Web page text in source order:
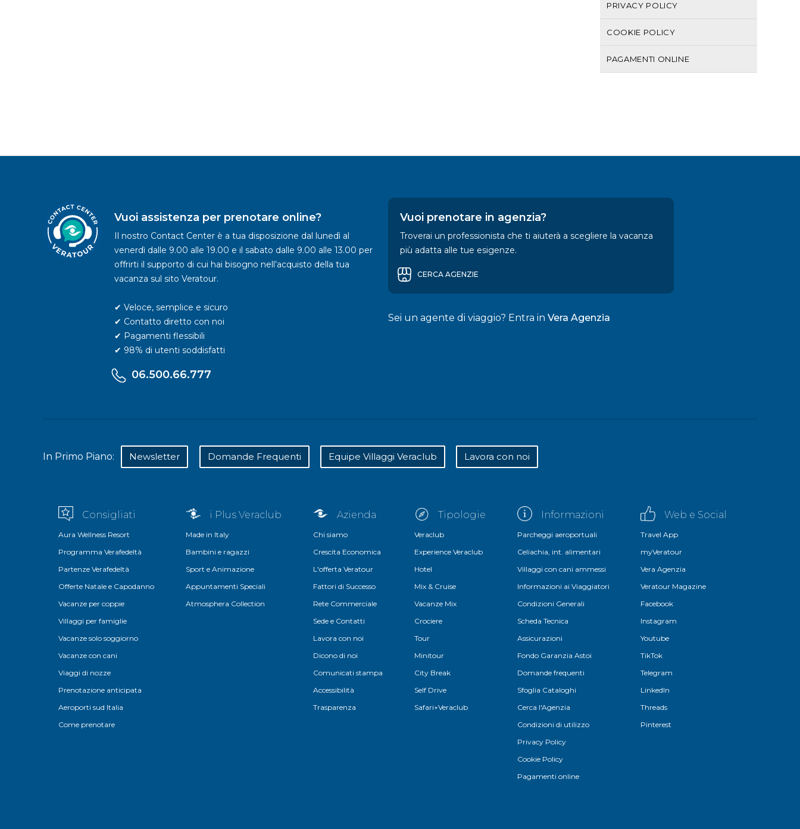
PRIVACY POLICY
COOKIE POLICY
PAGAMENTI ONLINE
Vuoi assistenza per prenotare online?
Il nostro Contact Center è a tua disposizione dal lunedì al
venerdì dalle 9.00 alle 19.00 e il sabato dalle 9.00 alle 13.00 per
offrirti il supporto di cui hai bisogno nell’acquisto della tua
vacanza sul sito Veratour.
✔ Veloce, semplice e sicuro
✔ Contatto diretto con noi
✔ Pagamenti flessibili
✔ 98% di utenti soddisfatti
06.500.66.777
Vuoi prenotare in agenzia?
Troverai un professionista che ti aiuterà a scegliere la vacanza
più adatta alle tue esigenze.
CERCA AGENZIE
Sei un agente di viaggio? Entra in Vera Agenzia
In Primo Piano: Newsletter Domande Frequenti Equipe Villaggi Veraclub Lavora con noi
Consigliati
Aura Wellness Resort
Programma Verafedeltà
Partenze Verafedeltà
Offerte Natale e Capodanno
Vacanze per coppie
Villaggi per famiglie
Vacanze solo soggiorno
Vacanze con cani
Viaggi di nozze
Prenotazione anticipata
Aeroporti sud Italia
Come prenotare
i Plus Veraclub
Made in Italy
Bambini e ragazzi
Sport e Animazione
Appuntamenti Speciali
Atmosphera Collection
Azienda
Chi siamo
Crescita Economica
L'offerta Veratour
Fattori di Successo
Rete Commerciale
Sede e Contatti
Lavora con noi
Dicono di noi
Comunicati stampa
Accessibilità
Trasparenza
Tipologie
Veraclub
Experience Veraclub
Hotel
Mix & Cruise
Vacanze Mix
Crociere
Tour
Minitour
City Break
Self Drive
Safari+Veraclub
Informazioni
Parcheggi aeroportuali
Celiachia, int. alimentari
Villaggi con cani ammessi
Informazioni ai Viaggiatori
Condizioni Generali
Scheda Tecnica
Assicurazioni
Fondo Garanzia Astoi
Domande frequenti
Sfoglia Cataloghi
Cerca l'Agenzia
Condizioni di utilizzo
Privacy Policy
Cookie Policy
Pagamenti online
Web e Social
Travel App
myVeratour
Vera Agenzia
Veratour Magazine
Facebook
Instagram
Youtube
TikTok
Telegram
LinkedIn
Threads
Pinterest